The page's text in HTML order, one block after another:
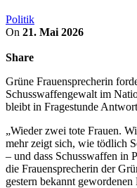
Politik
On 21. Mai 2026
Share
Grüne Frauensprecherin
Schusswaffengewalt im
bleibt in Fragestunde
„Wieder zwei tote Frauen.
mehr zeigt sich, wie tödlich
– und dass Schusswaffen in
die Frauensprecherin der
gestern bekannt gewordenen